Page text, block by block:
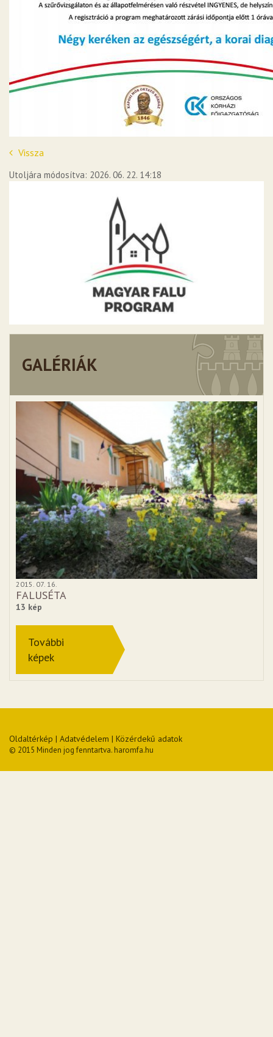
Vissza
Utoljára módosítva: 2026. 06. 22. 14:18
GALÉRIÁK
2015. 07. 16.
FALUSÉTA
13 kép
További
képek
Oldaltérkép | Adatvédelem | Közérdekű adatok
© 2015 Minden jog fenntartva. haromfa.hu